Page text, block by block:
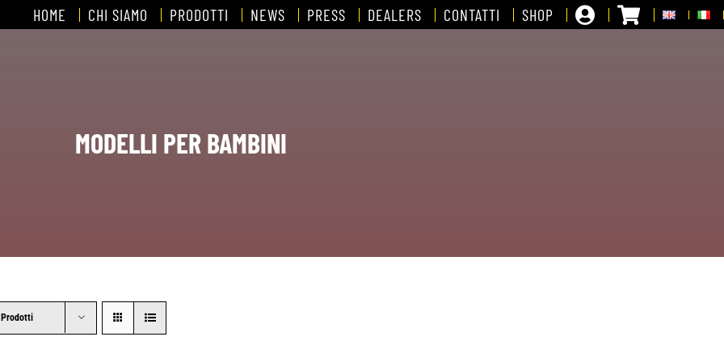
HOME CHI SIAMO PRODOTTI NEWS PRESS DEALERS CONTATTI SHOP
MODELLI PER BAMBINI
Prodotti